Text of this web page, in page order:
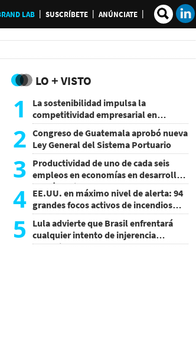
LAB SUSCRÍBETE ANÚNCIATE
LO + VISTO
1
La sostenibilidad impulsa la
competitividad empresarial en
Guatemala
2 Congreso de Guatemala aprobó nueva
Ley General del Sistema Portuario
3 Productividad de uno de cada seis
empleos en economías en desarrollo
podría mejorar por la IA
4 EE.UU. en máximo nivel de alerta: 94
grandes focos activos de incendios
forestales
5
Lula advierte que Brasil enfrentará
cualquier intento de injerencia
extranjera